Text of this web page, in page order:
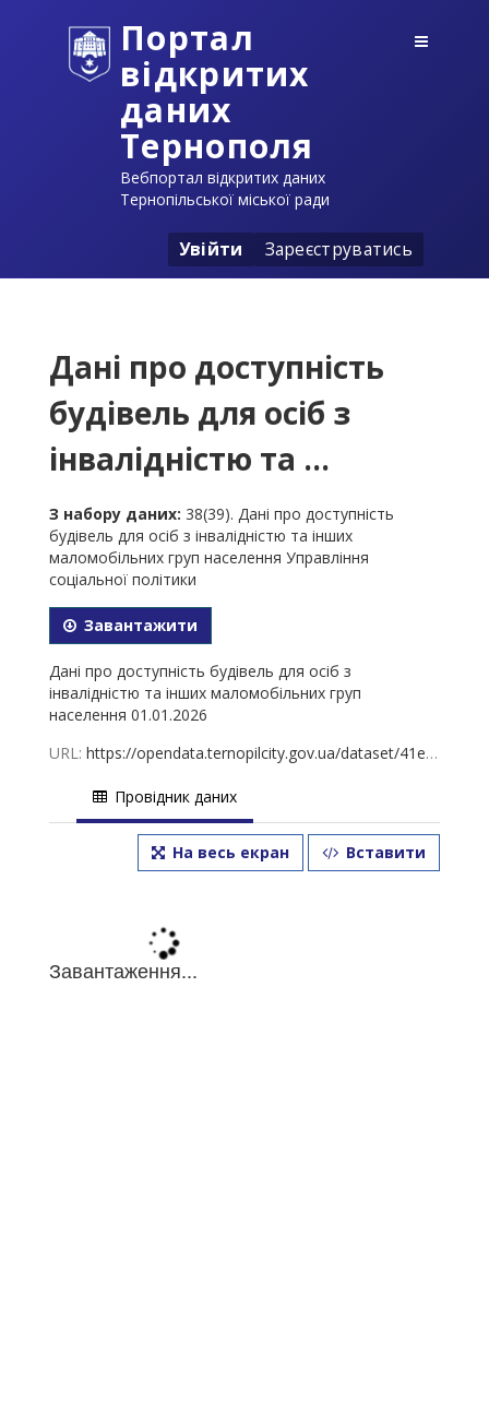
Портал
відкритих
даних
Тернополя
Вебпортал відкритих даних
Тернопільської міської ради
Увійти Зареєструватись
Дані про доступність
будівель для осіб з
інвалідністю та ...
З набору даних: 38(39). Дані про доступність
будівель для осіб з інвалідністю та інших
маломобільних груп населення Управління
соціальної політики
Завантажити
Дані про доступність будівель для осіб з
інвалідністю та інших маломобільних груп
населення 01.01.2026
URL: https://opendata.ternopilcity.gov.ua/dataset/41e836fe-0a7a-4993-9634-9c4019971b9e/resource/b170fe2b-df56-4f97-9b3c-1d0f14d569f1/download/39.-01.01.2026.xlsx
Провідник даних
На весь екран Вставити